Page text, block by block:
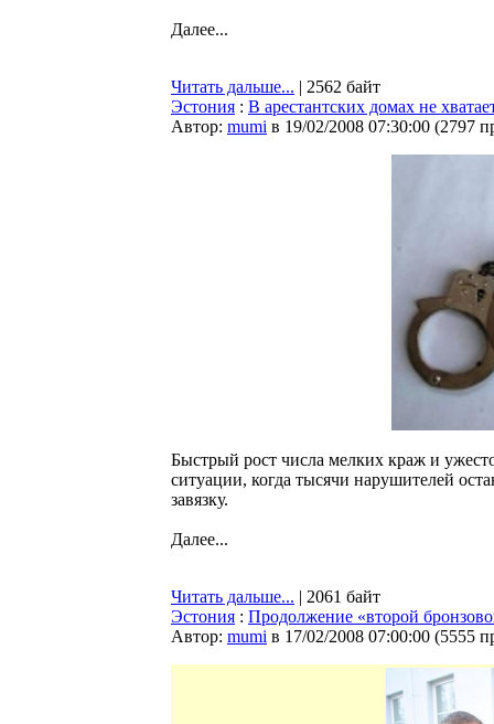
Далее...
Читать дальше... | 2562 байт
Эстония : В арестантских домах не
Автор: mumi в 19/02/2008 07:30:00 (2797
Быстрый рост числа мелких краж и
ситуации, когда тысячи нарушителей
завязку.
Далее...
Читать дальше... | 2061 байт
Эстония : Продолжение «второй
Автор: mumi в 17/02/2008 07:00:00 (5555